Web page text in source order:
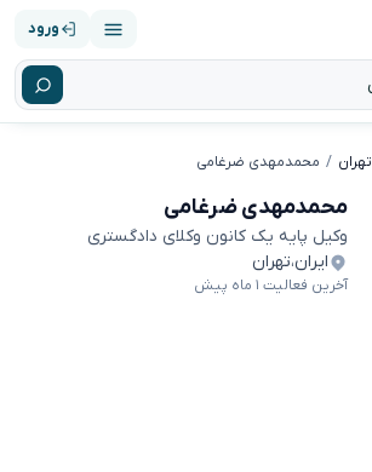
ورود
محمدمهدی ضرغامی
محمدمهدی ضرغامی
وکیل پایه یک کانون وکلای دادگستری
ایران،تهران
آخرین فعالیت ۱ ماه پیش